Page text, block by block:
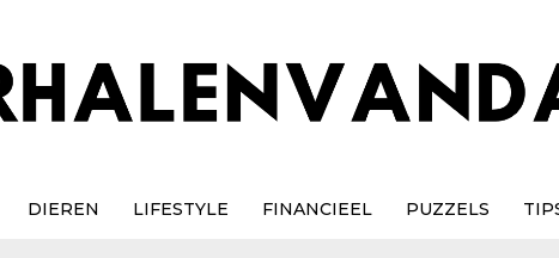
DIEREN LIFESTYLE FINANCIEEL PUZZELS